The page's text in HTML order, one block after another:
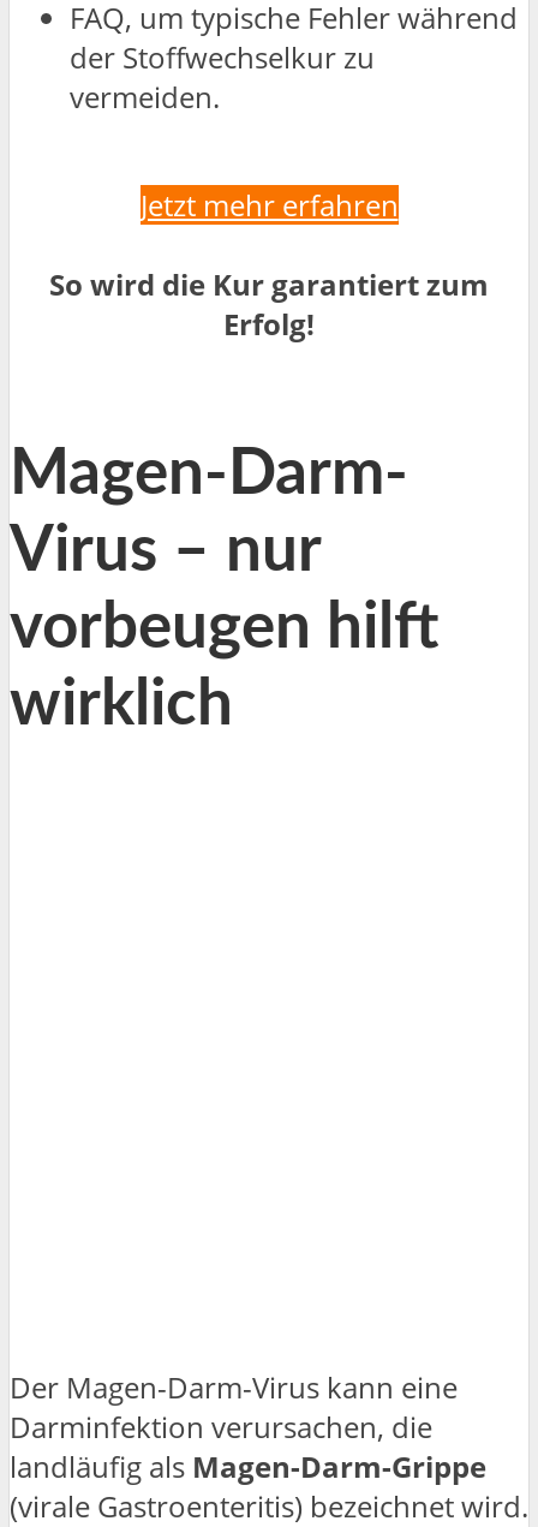
FAQ, um typische Fehler während
der Stoffwechselkur zu
vermeiden.
Jetzt mehr erfahren
So wird die Kur garantiert zum
Erfolg!
Magen-Darm-
Virus – nur
vorbeugen hilft
wirklich
Der Magen-Darm-Virus kann eine
Darminfektion verursachen, die
landläufig als Magen-Darm-Grippe
(virale Gastroenteritis) bezeichnet wird.